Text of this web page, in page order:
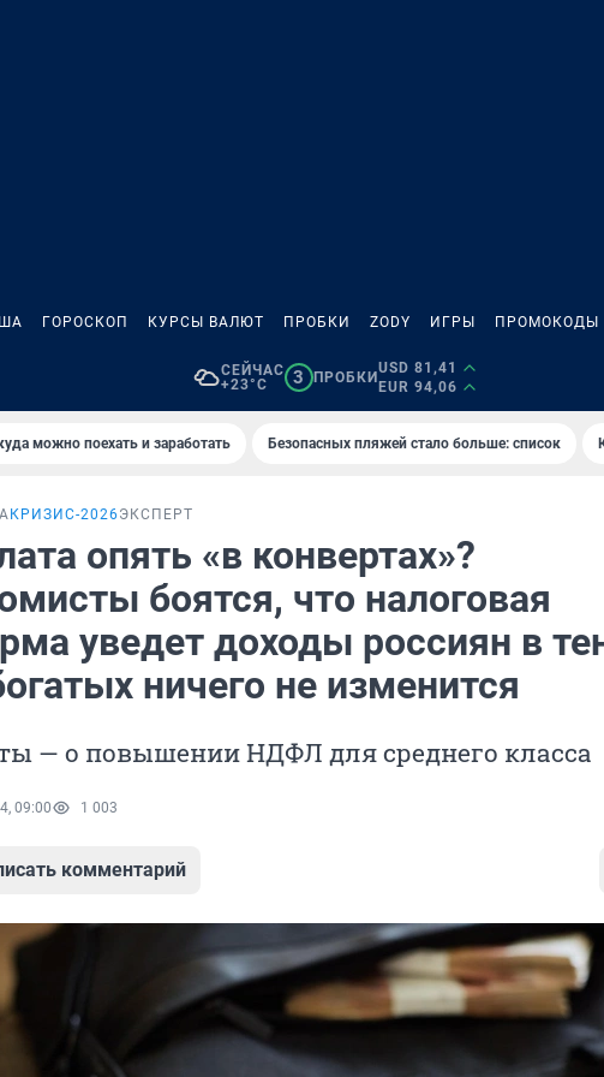
ГОРОСКОП КУРСЫ ВАЛЮТ ПРОБКИ ZODY ИГРЫ ПРОМОКОДЫ
СЕЙЧАС
+23°C
3 ПРОБКИ
USD 81,41
EUR 94,06
можно поехать и заработать Безопасных пляжей стало больше: список
КРИЗИС-2026ЭКСПЕРТ
опять «в конвертах»?
боятся, что налоговая
уведет доходы россиян в
ничего не изменится
— о повышении НДФЛ для среднего класса
09:00 1 003
комментарий